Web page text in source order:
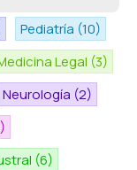
Pediatría (10)
Legal (3)
Neurología (2)
(6)